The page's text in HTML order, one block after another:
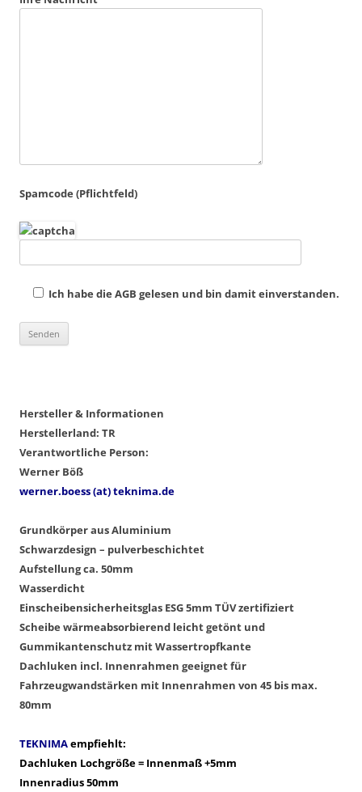
Spamcode (Pflichtfeld)
Ich habe die AGB gelesen und bin damit einverstanden.
Hersteller & Informationen
Herstellerland: TR
Verantwortliche Person:
Werner Böß
werner.boess (at) teknima.de
Grundkörper aus Aluminium
Schwarzdesign – pulverbeschichtet
Aufstellung ca. 50mm
Wasserdicht
Einscheibensicherheitsglas ESG 5mm TÜV zertifiziert
Scheibe wärmeabsorbierend leicht getönt und
Gummikantenschutz mit Wassertropfkante
Dachluken incl. Innenrahmen geeignet für
Fahrzeugwandstärken mit Innenrahmen von 45 bis max.
80mm
TEKNIMAempfiehlt:
Dachluken Lochgröße = Innenmaß +5mm
Innenradius 50mm